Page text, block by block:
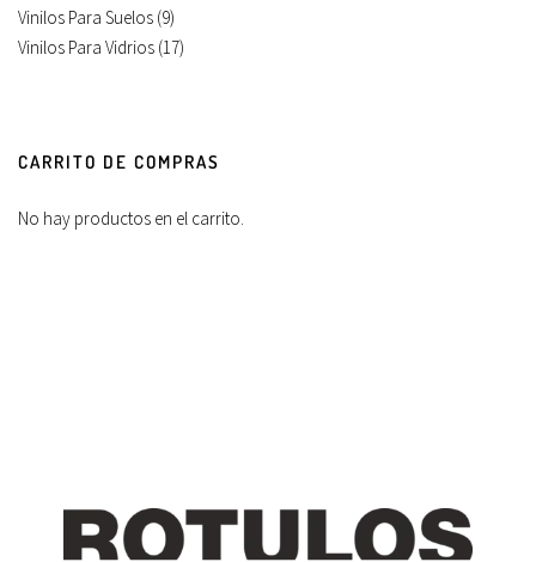
Vinilos Para Suelos (9)
Vinilos Para Vidrios (17)
CARRITO DE COMPRAS
No hay productos en el carrito.